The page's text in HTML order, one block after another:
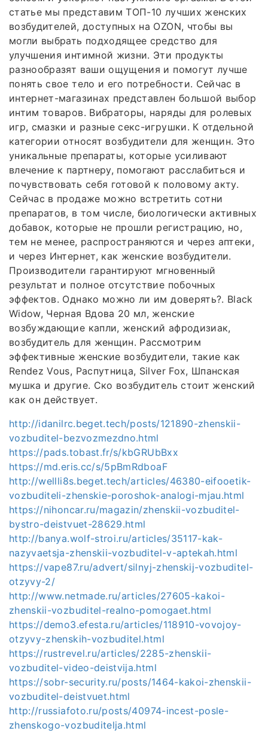
статье мы представим ТОП-10 лучших женских
возбудителей, доступных на OZON, чтобы вы
могли выбрать подходящее средство для
улучшения интимной жизни. Эти продукты
разнообразят ваши ощущения и помогут лучше
понять свое тело и его потребности. Сейчас в
интернет-магазинах представлен большой выбор
интим товаров. Вибраторы, наряды для ролевых
игр, смазки и разные секс-игрушки. К отдельной
категории относят возбудители для женщин. Это
уникальные препараты, которые усиливают
влечение к партнеру, помогают расслабиться и
почувствовать себя готовой к половому акту.
Сейчас в продаже можно встретить сотни
препаратов, в том числе, биологически активных
добавок, которые не прошли регистрацию, но,
тем не менее, распространяются и через аптеки,
и через Интернет, как женские возбудители.
Производители гарантируют мгновенный
результат и полное отсутствие побочных
эффектов. Однако можно ли им доверять?. Black
Widow, Черная Вдова 20 мл, женские
возбуждающие капли, женский афродизиак,
возбудитель для женщин. Рассмотрим
эффективные женские возбудители, такие как
Rendez Vous, Распутница, Silver Fox, Шпанская
мушка и другие. Ско возбудитель стоит женский
как он действует.
http://idanilrc.beget.tech/posts/121890-zhenskii-
vozbuditel-bezvozmezdno.html
https://pads.tobast.fr/s/kbGRUbBxx
https://md.eris.cc/s/5pBmRdboaF
http://wellli8s.beget.tech/articles/46380-eifooetik-
vozbuditeli-zhenskie-poroshok-analogi-mjau.html
https://nihoncar.ru/magazin/zhenskii-vozbuditel-
bystro-deistvuet-28629.html
http://banya.wolf-stroi.ru/articles/35117-kak-
nazyvaetsja-zhenskii-vozbuditel-v-aptekah.html
https://vape87.ru/advert/silnyj-zhenskij-vozbuditel-
otzyvy-2/
http://www.netmade.ru/articles/27605-kakoi-
zhenskii-vozbuditel-realno-pomogaet.html
https://demo3.efesta.ru/articles/118910-vovojoy-
otzyvy-zhenskih-vozbuditel.html
https://rustrevel.ru/articles/2285-zhenskii-
vozbuditel-video-deistvija.html
https://sobr-security.ru/posts/1464-kakoi-zhenskii-
vozbuditel-deistvuet.html
http://russiafoto.ru/posts/40974-incest-posle-
zhenskogo-vozbuditelja.html